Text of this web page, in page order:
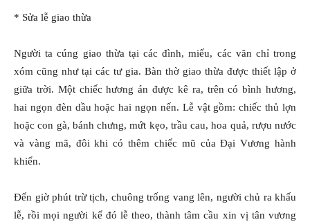
* Sửa lễ giao thừa
Người ta cúng giao thừa tại các đình, miếu, các văn chỉ trong
xóm cũng như tại các tư gia. Bàn thờ giao thừa được thiết lập ở
giữa trời. Một chiếc hương án được kê ra, trên có bình hương,
hai ngọn đèn dầu hoặc hai ngọn nến. Lễ vật gồm: chiếc thủ lợn
hoặc con gà, bánh chưng, mứt kẹo, trầu cau, hoa quả, rượu nước
và vàng mã, đôi khi có thêm chiếc mũ của Ðại Vương hành
khiển.
Ðến giờ phút trừ tịch, chuông trống vang lên, người chủ ra khấu
lễ, rồi mọi người kế đó lễ theo, thành tâm cầu xin vị tân vương